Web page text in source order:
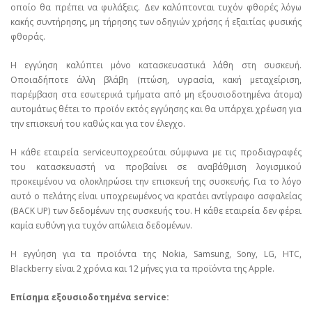
οποίο θα πρέπει να φυλάξεις. Δεν καλύπτονται τυχόν φθορές λόγω
κακής συντήρησης, μη τήρησης των οδηγιών χρήσης ή εξαιτίας φυσικής
φθοράς.
Η εγγύηση καλύπτει μόνο κατασκευαστικά λάθη στη συσκευή.
Οποιαδήποτε άλλη βλάβη (πτώση, υγρασία, κακή μεταχείριση,
παρέμβαση στα εσωτερικά τμήματα από μη εξουσιοδοτημένα άτομα)
αυτομάτως θέτει το προϊόν εκτός εγγύησης και θα υπάρχει χρέωση για
την επισκευή του καθώς και για τον έλεγχο.
Η κάθε εταιρεία serviceυποχρεούται σύμφωνα με τις προδιαγραφές
του κατασκευαστή να προβαίνει σε αναβάθμιση λογισμικού
προκειμένου να ολοκληρώσει την επισκευή της συσκευής. Για το λόγο
αυτό ο πελάτης είναι υποχρεωμένος να κρατάει αντίγραφο ασφαλείας
(BACK UP) των δεδομένων της συσκευής του. Η κάθε εταιρεία δεν φέρει
καμία ευθύνη για τυχόν απώλεια δεδομένων.
Η εγγύηση για τα προϊόντα της Nokia, Samsung, Sony, LG, HTC,
Blackberry είναι 2 χρόνια και 12 μήνες για τα προϊόντα της Apple.
Επίσημα εξουσιοδοτημένα service: